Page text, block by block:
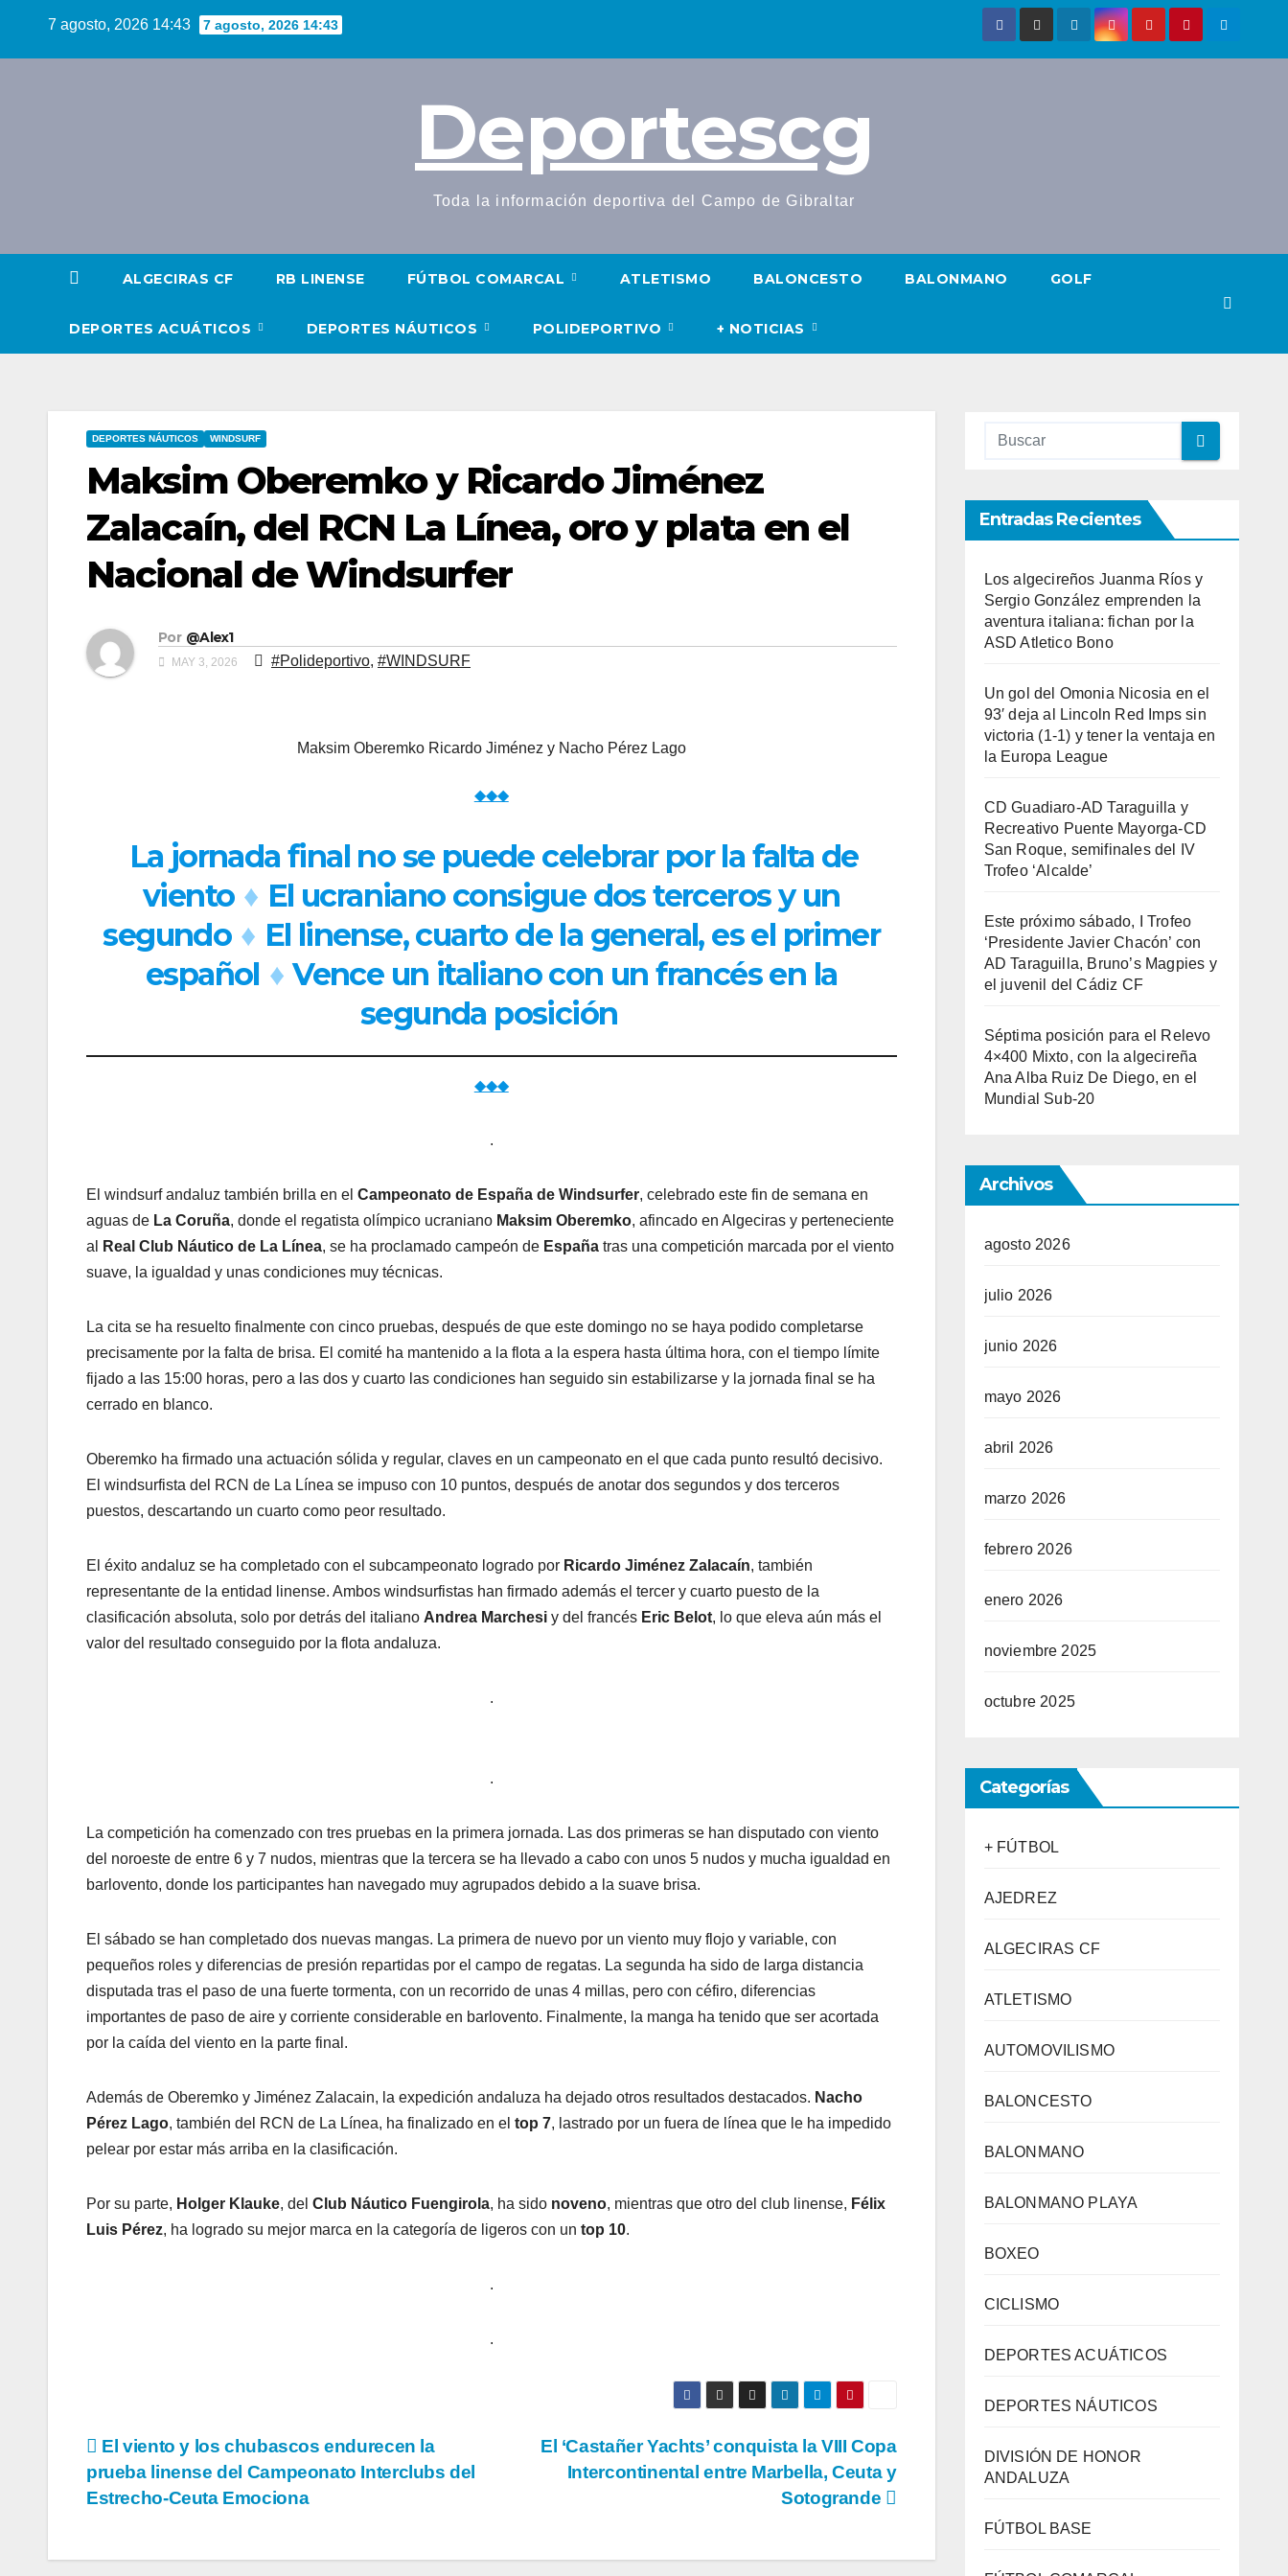
7 agosto, 2026 14:43 7 agosto, 2026 14:43
Deportescg
Toda la información deportiva del Campo de Gibraltar
ALGECIRAS CF RB LINENSE FÚTBOL COMARCAL ATLETISMO BALONCESTO BALONMANO GOLF
DEPORTES ACUÁTICOS DEPORTES NÁUTICOS POLIDEPORTIVO + NOTICIAS
DEPORTES NÁUTICOS WINDSURF
Maksim Oberemko y Ricardo Jiménez
Zalacaín, del RCN La Línea, oro y plata en el
Nacional de Windsurfer
Por @Alex1
MAY 3, 2026 #Polideportivo, #WINDSURF
Maksim Oberemko Ricardo Jiménez y Nacho Pérez Lago
◆◆◆
La jornada final no se puede celebrar por la falta de
viento ♦ El ucraniano consigue dos terceros y un
segundo ♦ El linense, cuarto de la general, es el primer
español ♦ Vence un italiano con un francés en la
segunda posición
◆◆◆
.
El windsurf andaluz también brilla en el Campeonato de España de Windsurfer, celebrado este fin de semana en
aguas de La Coruña, donde el regatista olímpico ucraniano Maksim Oberemko, afincado en Algeciras y perteneciente
al
Real Club Náutico de La Línea, se ha proclamado campeón de España tras una competición marcada por el viento
suave, la igualdad y unas condiciones muy técnicas.
La cita se ha resuelto finalmente con cinco pruebas, después de que este domingo no se haya podido completarse
precisamente por la falta de brisa. El comité ha mantenido a la flota a la espera hasta última hora, con el tiempo límite
fijado a las 15:00 horas, pero a las dos y cuarto las condiciones han seguido sin estabilizarse y la jornada final se ha
cerrado en blanco.
Oberemko ha firmado una actuación sólida y regular, claves en un campeonato en el que cada punto resultó decisivo.
El windsurfista del RCN de La Línea se impuso con 10 puntos, después de anotar dos segundos y dos terceros
puestos, descartando un cuarto como peor resultado.
El éxito andaluz se ha completado con el subcampeonato logrado por Ricardo Jiménez Zalacaín, también
representante de la entidad linense. Ambos windsurfistas han firmado además el tercer y cuarto puesto de la
clasificación absoluta, solo por detrás del italiano Andrea Marchesi y del francés Eric Belot, lo que eleva aún más el
valor del resultado conseguido por la flota andaluza.
.
.
La competición ha comenzado con tres pruebas en la primera jornada. Las dos primeras se han disputado con viento
del noroeste de entre 6 y 7 nudos, mientras que la tercera se ha llevado a cabo con unos 5 nudos y mucha igualdad en
barlovento, donde los participantes han navegado muy agrupados debido a la suave brisa.
El sábado se han completado dos nuevas mangas. La primera de nuevo por un viento muy flojo y variable, con
pequeños roles y diferencias de presión repartidas por el campo de regatas. La segunda ha sido de larga distancia
disputada tras el paso de una fuerte tormenta, con un recorrido de unas 4 millas, pero con céfiro, diferencias
importantes de paso de aire y corriente considerable en barlovento. Finalmente, la manga ha tenido que ser acortada
por la caída del viento en la parte final.
Además de Oberemko y Jiménez Zalacain, la expedición andaluza ha dejado otros resultados destacados. Nacho
Pérez Lago, también del RCN de La Línea, ha finalizado en el top 7, lastrado por un fuera de línea que le ha impedido
pelear por estar más arriba en la clasificación.
Por su parte, Holger Klauke, del Club Náutico Fuengirola, ha sido noveno, mientras que otro del club linense, Félix
Luis Pérez, ha logrado su mejor marca en la categoría de ligeros con un top 10.
.
.
Navegación
de
El ‘Castañer Yachts’ conquista la VIII Copa
Intercontinental entre Marbella, Ceuta y
Sotogrande
El viento y los chubascos endurecen la
prueba linense del Campeonato Interclubs del
Estrecho-Ceuta Emociona
Entradas Recientes
Los algecireños Juanma Ríos y
Sergio González emprenden la
aventura italiana: fichan por la
ASD Atletico Bono
Un gol del Omonia Nicosia en el
93′ deja al Lincoln Red Imps sin
victoria (1-1) y tener la ventaja en
la Europa League
CD Guadiaro-AD Taraguilla y
Recreativo Puente Mayorga-CD
San Roque, semifinales del IV
Trofeo ‘Alcalde’
Este próximo sábado, I Trofeo
‘Presidente Javier Chacón’ con
AD Taraguilla, Bruno’s Magpies y
el juvenil del Cádiz CF
Séptima posición para el Relevo
4×400 Mixto, con la algecireña
Ana Alba Ruiz De Diego, en el
Mundial Sub-20
Archivos
agosto 2026
julio 2026
junio 2026
mayo 2026
abril 2026
marzo 2026
febrero 2026
enero 2026
noviembre 2025
octubre 2025
Categorías
+ FÚTBOL
AJEDREZ
ALGECIRAS CF
ATLETISMO
AUTOMOVILISMO
BALONCESTO
BALONMANO
BALONMANO PLAYA
BOXEO
CICLISMO
DEPORTES ACUÁTICOS
DEPORTES NÁUTICOS
DIVISIÓN DE HONOR
ANDALUZA
FÚTBOL BASE